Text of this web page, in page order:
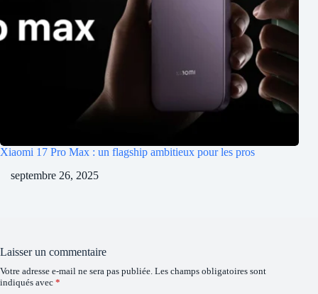
Xiaomi 17 Pro Max : un flagship ambitieux pour les pros
septembre 26, 2025
Laisser un commentaire
Votre adresse e-mail ne sera pas publiée. Les champs obligatoires sont
indiqués avec *